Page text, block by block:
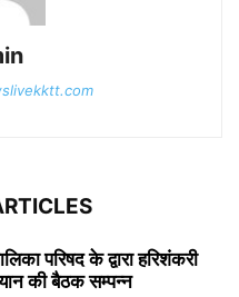
परिषद के द्वारा हरिशंकरी
की बैठक सम्पन्न